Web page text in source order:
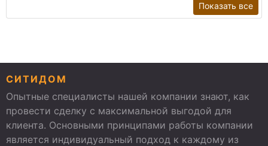
Показать все
СИТИДОМ
Опытные специалисты нашей компании знают, как
провести сделку с максимальной выгодой для
клиента. Основными принципами работы компании
является индивидуальный подход к каждому из